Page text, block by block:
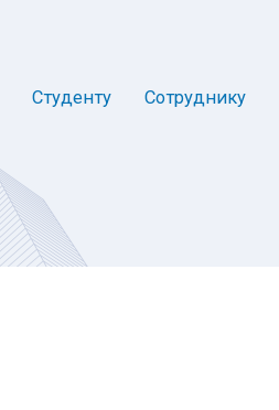
Студенту Сотруднику